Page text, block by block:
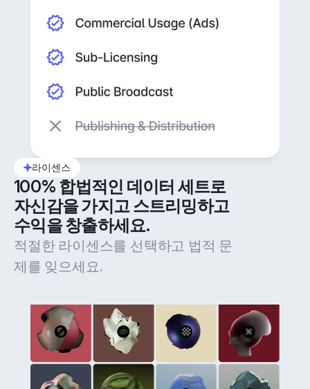
라이센스
100% 합법적인 데이터 세트로
자신감을 가지고 스트리밍하고
수익을 창출하세요.
적절한 라이센스를 선택하고 법적 문
제를 잊으세요.